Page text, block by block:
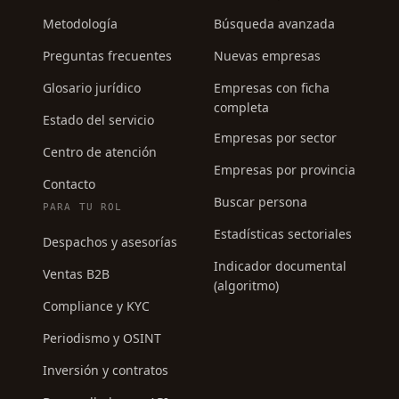
Metodología
Preguntas frecuentes
Glosario jurídico
Estado del servicio
Centro de atención
Contacto
PARA TU ROL
Despachos y asesorías
Ventas B2B
Compliance y KYC
Periodismo y OSINT
Inversión y contratos
Búsqueda avanzada
Nuevas empresas
Empresas con ficha
completa
Empresas por sector
Empresas por provincia
Buscar persona
Estadísticas sectoriales
Indicador documental
(algoritmo)